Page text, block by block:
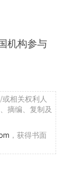
机构参与
相关权利人
摘编、复制及
，获得书面